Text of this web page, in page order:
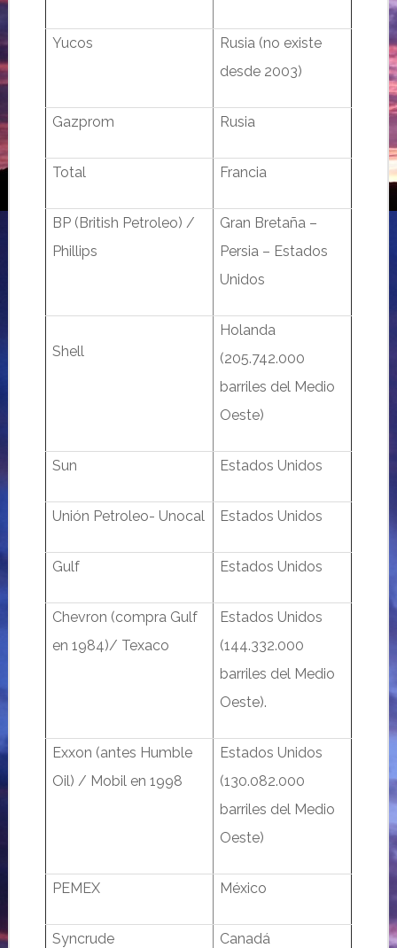
Yucos
Rusia (no existe
desde 2003)
Gazprom Rusia
Total Francia
BP (British Petroleo) /
Phillips
Gran Bretaña –
Persia – Estados
Unidos
Shell
Holanda
(205.742.000
barriles del Medio
Oeste)
Sun Estados Unidos
Unión Petroleo- Unocal Estados Unidos
Gulf Estados Unidos
Chevron (compra Gulf
en 1984)/ Texaco
Estados Unidos
(144.332.000
barriles del Medio
Oeste).
Exxon (antes Humble
Oil) / Mobil en 1998
Estados Unidos
(130.082.000
barriles del Medio
Oeste)
PEMEX México
Syncrude Canadá